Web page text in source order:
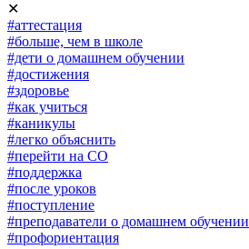
✕
#аттестация
#больше, чем в школе
#дети о домашнем обучении
#достижения
#здоровье
#как учиться
#каникулы
#легко объяснить
#перейти на СО
#поддержка
#после уроков
#поступление
#преподаватели о домашнем обучении
#профориентация